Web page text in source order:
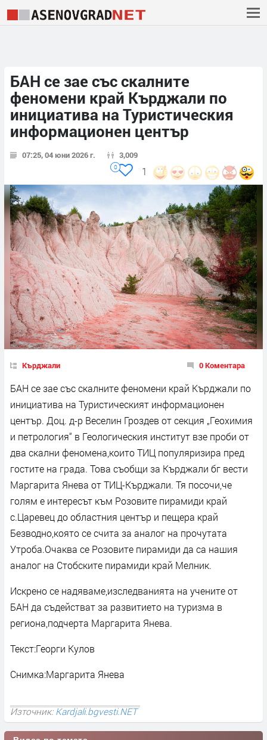
БАН се зае със скалните
феномени край Кърджали по
инициатива на Туристическия
информационен център
07:25, 04 юни 2026 г. 3,009
1
0
Кърджали 0 Коментара
БАН се зае със скалните феномени край Кърджали по
инициатива на Туристическият информационен
център. Доц. д-р Веселин Гроздев от секция „Геохимия
и петрология“ в Геологическия институт взе проби от
два скални феномена,които ТИЦ популяризира пред
гостите на града. Това съобщи за Кърджали бг вести
Маргарита Янева от ТИЦ-Кърджали. Тя посочи,че
голям е интересът към Розовите пирамиди край
с.Царевец до областния център и пещера край
Безводно,която се счита за аналог на прочутата
Утроба.Очаква се Розовите пирамиди да са нашия
аналог на Стобските пирамиди край Мелник.
Искрено се надяваме,изследванията на учените от
БАН да съдействат за развитието на туризма в
региона,подчерта Маргарита Янева.
Текст:Георги Кулов
Снимка:Маргарита Янева
Източник:Kardjali.bgvesti.NET